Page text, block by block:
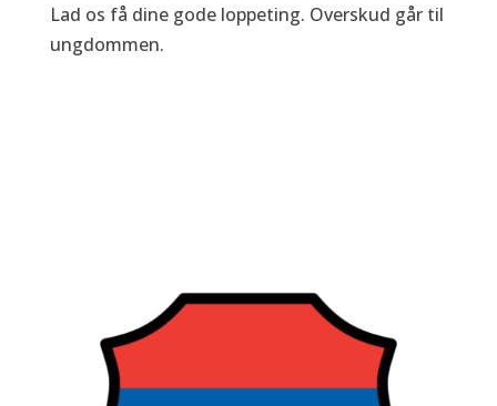
Lad os få dine gode loppeting. Overskud går til
ungdommen.